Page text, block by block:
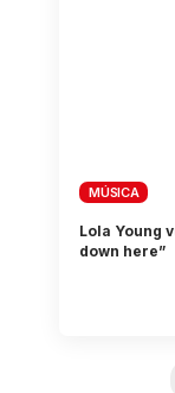
MÚSICA
Lola Young
down here”